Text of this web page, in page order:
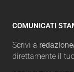
COMUNICATI
Scrivi a
direttamente il